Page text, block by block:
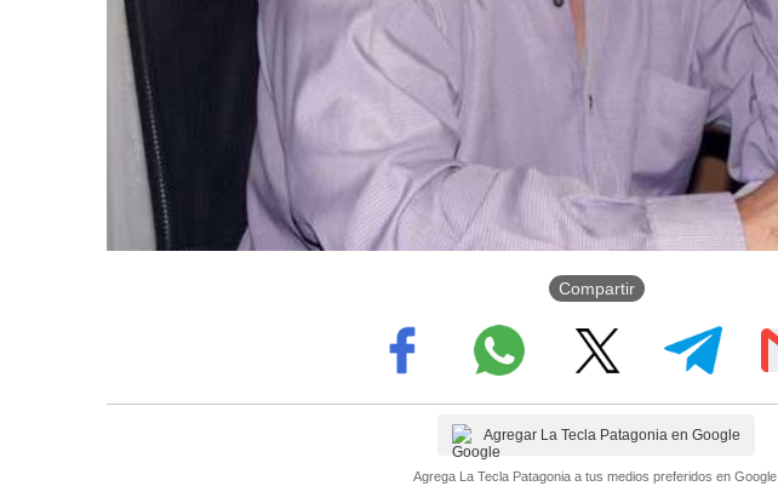
Compartir
Agregar La Tecla Patagonia en Google
Agrega La Tecla Patagonia a tus medios preferidos en Google.